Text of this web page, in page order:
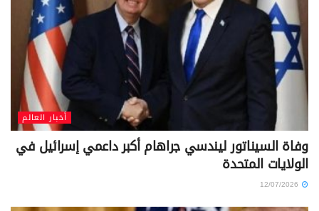
أخبار العالم
وفاة السيناتور ليندسي جراهام أكبر داعمي إسرائيل في
الولايات المتحدة